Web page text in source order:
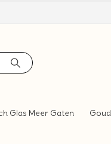
Glas Meer Gaten